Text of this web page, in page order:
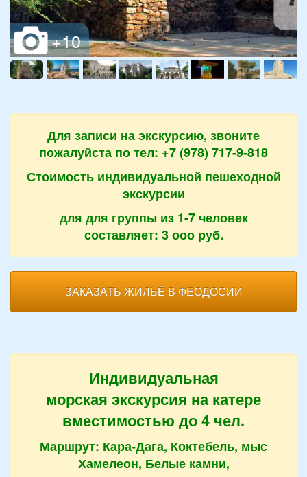
Для записи на экскурсию, звоните
пожалуйста по тел: +7 (978) 717-9-818
Стоимость индивидуальной пешеходной
экскурсии
для для группы из 1-7 человек
составляет: 3 ооо руб.
ЗАКАЗАТЬ ЖИЛЬЁ В ФЕОДОСИИ
Индивидуальная
морская экскурсия на катере
вместимостью до 4 чел.
Маршрут: Кара-Дага, Коктебель, мыс
Хамелеон, Белые камни,